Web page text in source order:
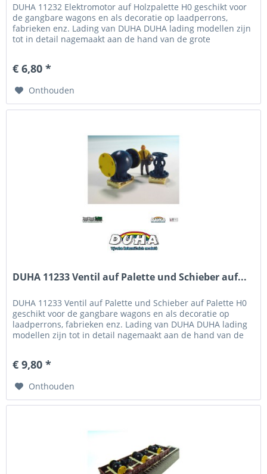
DUHA 11232 Elektromotor auf Holzpalette H0 geschikt voor
de gangbare wagons en als decoratie op laadperrons,
fabrieken enz. Lading van DUHA DUHA lading modellen zijn
tot in detail nagemaakt aan de hand van de grote
€ 6,80 *
Onthouden
DUHA 11233 Ventil auf Palette und Schieber auf...
DUHA 11233 Ventil auf Palette und Schieber auf Palette H0
geschikt voor de gangbare wagons en als decoratie op
laadperrons, fabrieken enz. Lading van DUHA DUHA lading
modellen zijn tot in detail nagemaakt aan de hand van de
€ 9,80 *
Onthouden